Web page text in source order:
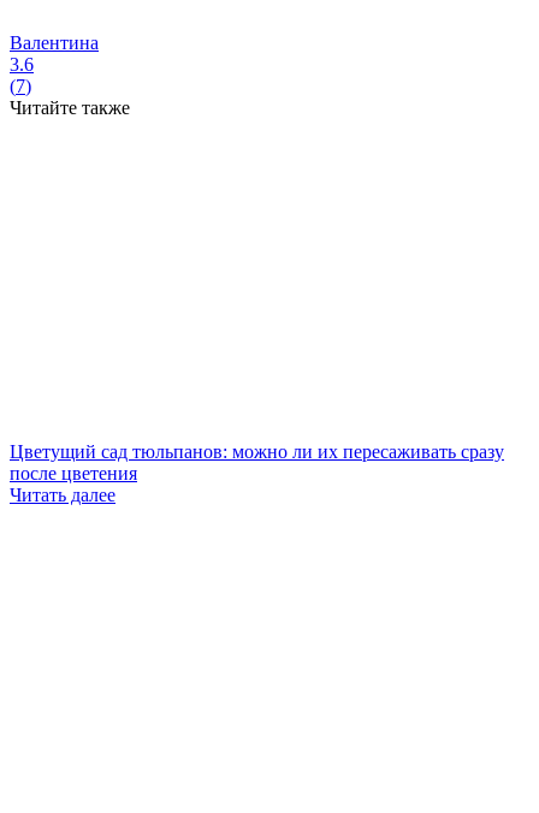
Валентина
3.6
(7)
Читайте также
Цветущий сад тюльпанов: можно ли их пересаживать сразу
после цветения
Читать далее